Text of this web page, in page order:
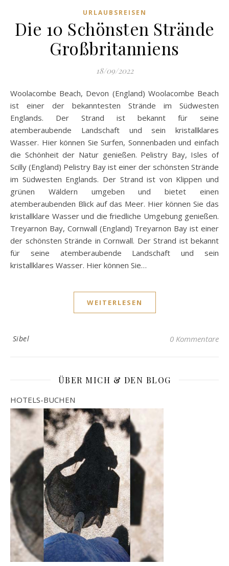
URLAUBSREISEN
Die 10 Schönsten Strände
Großbritanniens
18/09/2022
Woolacombe Beach, Devon (England) Woolacombe Beach
ist einer der bekanntesten Strände im Südwesten
Englands. Der Strand ist bekannt für seine
atemberaubende Landschaft und sein kristallklares
Wasser. Hier können Sie Surfen, Sonnenbaden und einfach
die Schönheit der Natur genießen. Pelistry Bay, Isles of
Scilly (England) Pelistry Bay ist einer der schönsten Strände
im Südwesten Englands. Der Strand ist von Klippen und
grünen Wäldern umgeben und bietet einen
atemberaubenden Blick auf das Meer. Hier können Sie das
kristallklare Wasser und die friedliche Umgebung genießen.
Treyarnon Bay, Cornwall (England) Treyarnon Bay ist einer
der schönsten Strände in Cornwall. Der Strand ist bekannt
für seine atemberaubende Landschaft und sein
kristallklares Wasser. Hier können Sie…
WEITERLESEN
Sibel 0 Kommentare
ÜBER MICH & DEN BLOG
HOTELS-BUCHEN